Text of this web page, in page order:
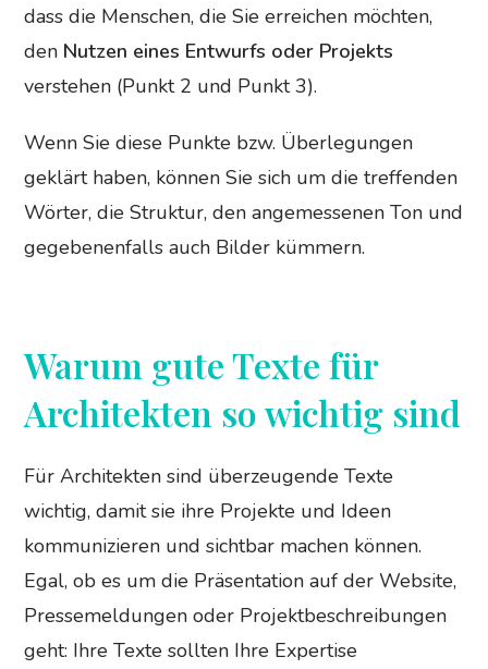
dass die Menschen, die Sie erreichen möchten,
den Nutzen eines Entwurfs oder Projekts
verstehen (Punkt 2 und Punkt 3).
Wenn Sie diese Punkte bzw. Überlegungen
geklärt haben, können Sie sich um die treffenden
Wörter, die Struktur, den angemessenen Ton und
gegebenenfalls auch Bilder kümmern.
Warum gute Texte für
Architekten so wichtig sind
Für Architekten sind überzeugende Texte
wichtig, damit sie ihre Projekte und Ideen
kommunizieren und sichtbar machen können.
Egal, ob es um die Präsentation auf der Website,
Pressemeldungen oder Projektbeschreibungen
geht: Ihre Texte sollten Ihre Expertise